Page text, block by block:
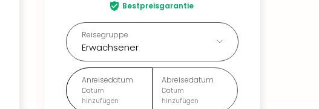
Bestpreisgarantie
Reisegruppe
Erwachsener
Anreisedatum
Datum
hinzufügen
Abreisedatum
Datum
hinzufügen